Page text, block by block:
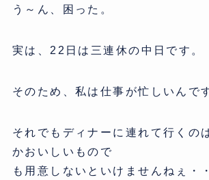
う～ん、困った。
実は、22日は三連休の中日です。
そのため、私は仕事が忙しいんで
それでもディナーに連れて行くの
かおいしいもので
も用意しないといけませんねぇ・